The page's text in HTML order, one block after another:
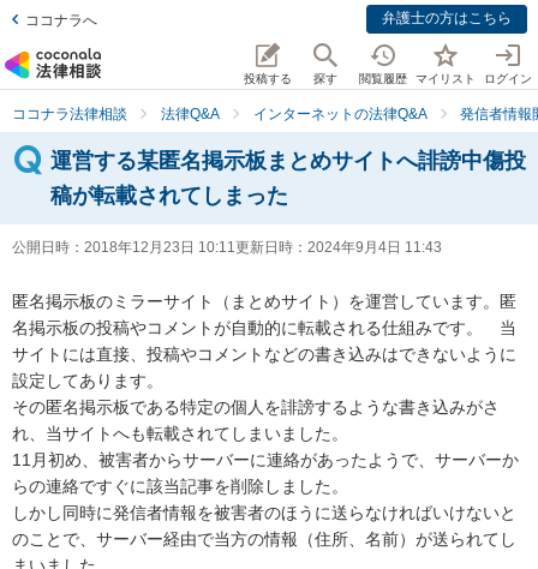
ココナラへ 弁護士の方はこちら
投稿する 探す 閲覧履歴 マイリスト ログイン
ココナラ法律相談 法律Q&A インターネットの法律Q&A 発信者情報
運営する某匿名掲示板まとめサイトへ誹謗中傷投
稿が転載されてしまった
公開日時： 2018年12月23日 10:11更新日時： 2024年9月4日 11:43
匿名掲示板のミラーサイト（まとめサイト）を運営しています。匿
名掲示板の投稿やコメントが自動的に転載される仕組みです。　当
サイトには直接、投稿やコメントなどの書き込みはできないように
設定してあります。
その匿名掲示板である特定の個人を誹謗するような書き込みがさ
れ、当サイトへも転載されてしまいました。
11月初め、被害者からサーバーに連絡があったようで、サーバーか
らの連絡ですぐに該当記事を削除しました。
しかし同時に発信者情報を被害者のほうに送らなければいけないと
のことで、サーバー経由で当方の情報（住所、名前）が送られてし